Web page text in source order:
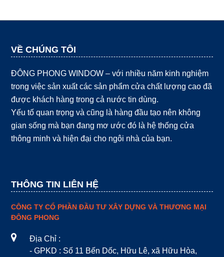
VỀ CHÚNG TÔI
ĐÔNG PHONG WINDOW – với nhiều năm kinh nghiệm
trong việc sản xuất các sản phẩm cửa chất lượng cao đã
được khách hàng trong cả nước tin dùng.
Yếu tố quan trọng và cũng là hàng đầu tạo nên không
gian sống mà bạn đang mơ ước đó là hệ thống cửa
thông minh và hiện đại cho ngôi nhà của bạn.
THÔNG TIN LIÊN HỆ
CÔNG TY CỔ PHẦN ĐẦU TƯ XÂY DỰNG VÀ THƯƠNG MẠI
ĐÔNG PHONG
Địa Chỉ :
- GPKD : Số 11 Bến Dốc, Hữu Lê, xã Hữu Hòa,